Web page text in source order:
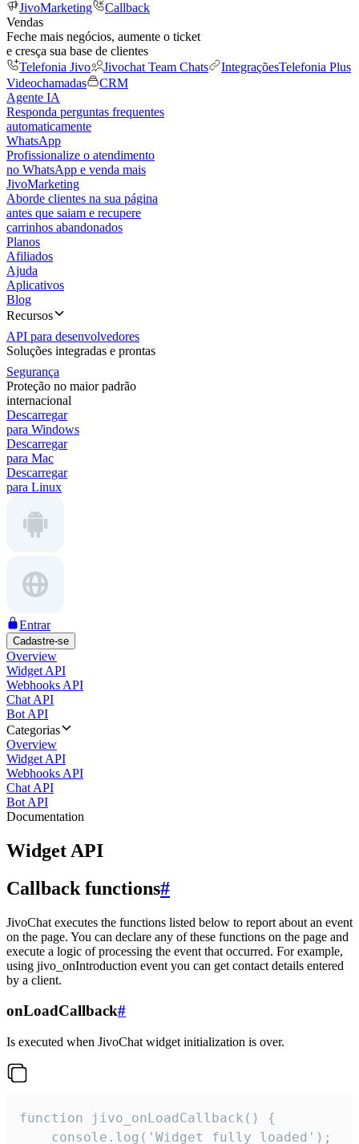
JivoMarketing
Callback
Vendas
Feche mais negócios, aumente o ticket
e cresça sua base de clientes
Telefonia Jivo
Jivochat Team Chats IntegraçõesTelefonia Plus
Videochamadas
CRM
Agente IA
Responda perguntas frequentes
automaticamente
WhatsApp
Profissionalize o atendimento
no WhatsApp e venda mais
JivoMarketing
Aborde clientes na sua página
antes que saiam e recupere
carrinhos abandonados
Planos
Afiliados
Ajuda
Aplicativos
Blog
Recursos
API para desenvolvedores
Soluções integradas e prontas
Segurança
Proteção no maior padrão
internacional
Descarregar
para Windows
Descarregar
para Mac
Descarregar
para Linux
Entrar
Cadastre-se
Overview
Widget API
Webhooks API
Chat API
Bot API
Categorias
Overview
Widget API
Webhooks API
Chat API
Bot API
Documentation
Widget API
Callback functions#
JivoChat executes the functions listed below to report about an event
on the page. You can declare any of these functions on the page and
execute a logic of processing the event that occurred. For example,
using jivo_onIntroduction event you can get contact details entered
by a client.
onLoadCallback#
Is executed when JivoChat widget initialization is over.
function jivo_onLoadCallback() {
    console.log('Widget fully loaded');